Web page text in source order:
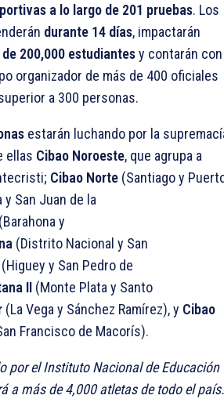
a lo largo de 201 pruebas. Los
durante 14 días, impactarán
de 200,000 estudiantesy contarán
organizador de más de 400 oficiales
a 300 personas.
estarán luchando por la
ellas Cibao Noroeste, que agrupa a
Cibao Norte (Santiago y
y San Juan de la
(Barahona y
(Distrito Nacional y San
(Higuey y San Pedro de
II (Monte Plata y Santo
(La Vega y Sánchez Ramírez), y Cibao
Francisco de Macorís).
por el Instituto Nacional de Educación
a más de 4,000 atletas de todo el país.